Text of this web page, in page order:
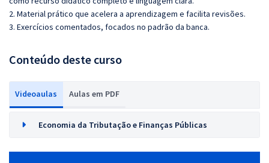
2. Material prático que acelera a aprendizagem e facilita revisões.
3. Exercícios comentados, focados no padrão da banca.
Conteúdo deste curso
Videoaulas Aulas em PDF
Economia da Tributação e Finanças Públicas